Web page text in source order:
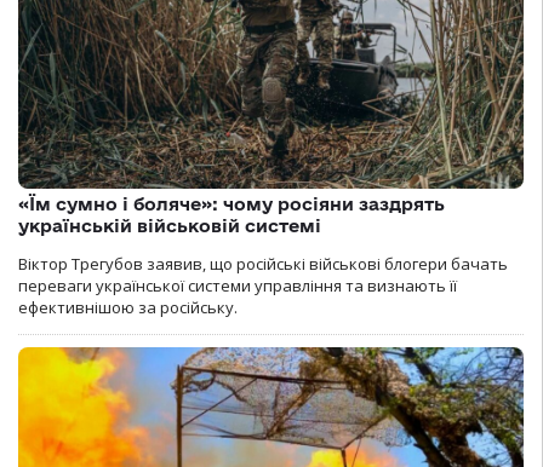
«Їм сумно і боляче»: чому росіяни заздрять
українській військовій системі
Віктор Трегубов заявив, що російські військові блогери бачать
переваги української системи управління та визнають її
ефективнішою за російську.